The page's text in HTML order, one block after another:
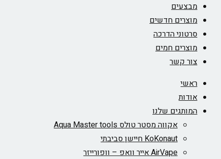
מבצעים
מוצרים חדשים
סרטוני הדרכה
מוצרים חמים
צור קשר
ראשי
אודות
המותגים שלנו
אקווה מסטר טולס Aqua Master tools
KoKonaut חיישן סביבתי
AirVape אייר וואפ – וופורייזר